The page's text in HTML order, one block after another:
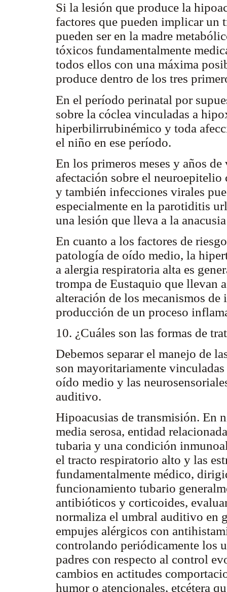
Si la lesión que produce la
factores que pueden implicar un
pueden ser en la madre
tóxicos fundamentalmente
todos ellos con una máxima
produce dentro de los tres
En el período perinatal por
sobre la cóclea vinculadas a
hiperbilirrubinémico y toda
el niño en ese período.
En los primeros meses y años
afectación sobre el
y también infecciones virales
especialmente en la parotiditis
una lesión que lleva a la
En cuanto a los factores de
patología de oído medio, la
a alergia respiratoria alta es
trompa de Eustaquio que llevan
alteración de los mecanismos
producción de un proceso
10. ¿Cuáles son las formas de
Debemos separar el manejo de
son mayoritariamente
oído medio y las
auditivo.
Hipoacusias de transmisión. En
media serosa, entidad
tubaria y una condición
el tracto respiratorio alto y las
fundamentalmente médico,
funcionamiento tubario
antibióticos y corticoides,
normaliza el umbral auditivo en
empujes alérgicos con
controlando periódicamente los
padres con respecto al control
cambios en actitudes
humor o atencionales, etcétera